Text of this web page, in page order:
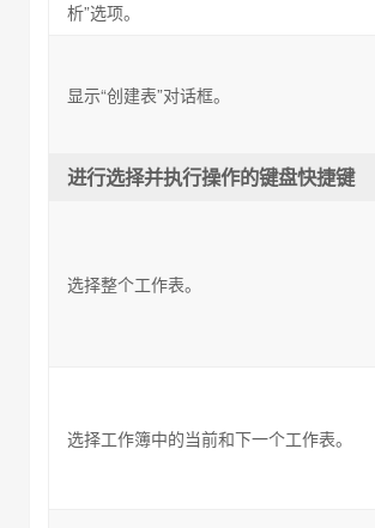
析”选项。
显示“创建表”对话框。
进行选择并执行操作的键盘快捷键
选择整个工作表。
选择工作簿中的当前和下一个工作表。